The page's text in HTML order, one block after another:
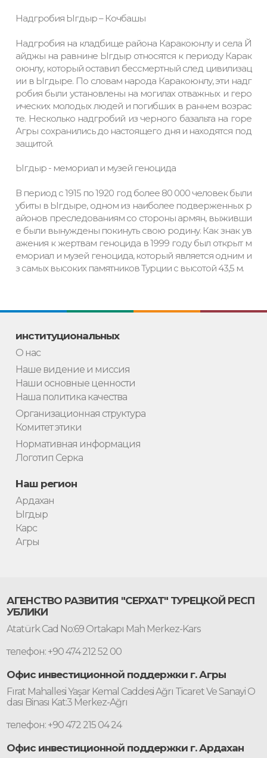
Надгробия Ыгдыр – Кочбашы
Надгробия на кладбище района Каракоюнлу и села Й
айджы на равнине Ыгдыр относятся к периоду Карак
оюнлу, который оставил бессмертный след цивилизац
ии в Ыгдыре. По словам народа Каракоюнлу, эти надг
робия были установлены на могилах отважных и геро
ических молодых людей и погибших в раннем возрас
те. Несколько надгробий из черного базальта на горе
Агры сохранились до настоящего дня и находятся под
защитой.
Ыгдыр - мемориал и музей геноцида
В период с 1915 по 1920 год более 80 000 человек были
убиты в Ыгдыре, одном из наиболее подверженных р
айонов преследованиям со стороны армян, выживши
е были вынуждены покинуть свою родину. Как знак ув
ажения к жертвам геноцида в 1999 году был открыт м
емориал и музей геноцида, который является одним и
з самых высоких памятников Турции с высотой 43,5 м.
институциональных
О нас
Наше видение и миссия
Наши основные ценности
Наша политика качества
Организационная структура
Комитет этики
Нормативная информация
Логотип Серка
Наш регион
Ардахан
Ыгдыр
Карс
Агры
АГЕНСТВО РАЗВИТИЯ "СЕРХАТ" ТУРЕЦКОЙ РЕСП
УБЛИКИ
Atatürk Cad No:69 Ortakapı Mah Merkez-Kars
телефон: +90 474 212 52 00
Офис инвестиционной поддержки г. Агры
Fırat Mahallesi Yaşar Kemal Caddesi Ağrı Ticaret Ve Sanayi O
dası Binası Kat:3 Merkez-Ağrı
телефон: +90 472 215 04 24
Офис инвестиционной поддержки г. Ардахан